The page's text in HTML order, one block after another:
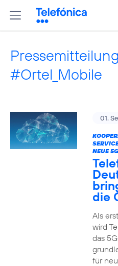
#Ortel_Mobile
01.
NEUE
die
Als
wird
das
für